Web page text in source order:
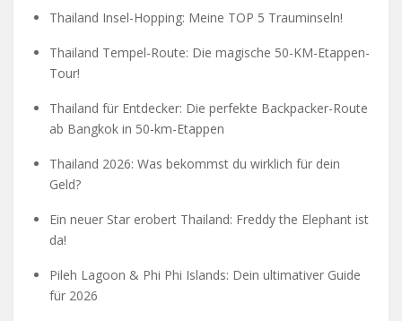
Thailand Insel-Hopping: Meine TOP 5 Trauminseln!
Thailand Tempel-Route: Die magische 50-KM-Etappen-
Tour!
Thailand für Entdecker: Die perfekte Backpacker-Route
ab Bangkok in 50-km-Etappen
Thailand 2026: Was bekommst du wirklich für dein
Geld?
Ein neuer Star erobert Thailand: Freddy the Elephant ist
da!
Pileh Lagoon & Phi Phi Islands: Dein ultimativer Guide
für 2026